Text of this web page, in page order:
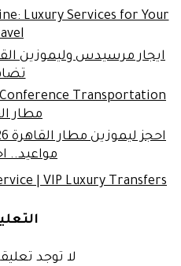
Luxury Services for Your
ايجار مرسيدس وليموزين
مطار
مواعيد..
| VIP Luxury Transfers
لا توجد